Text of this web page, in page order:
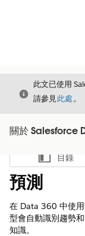
結束
此文已使用
請參見此處。
關於 Salesforce
顯示目錄
目錄
預測
在 Data 360 中使
型會自動識別趨勢
知識。